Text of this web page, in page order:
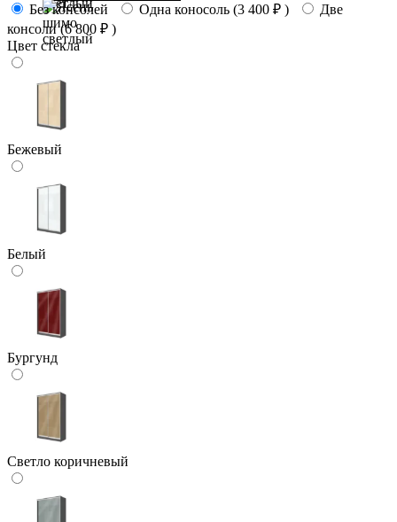
Без консолей
Одна коносоль (3 400 ₽ )
Две
консоли (6 800 ₽ )
Цвет стекла
Бежевый
Белый
Бургунд
Светло коричневый